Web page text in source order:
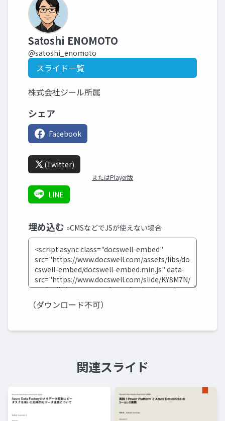
Satoshi ENOMOTO
@satoshi_enomoto
スライド一覧
株式会社ジール所属
シェア
Facebook
(Twitter)
またはPlayer版
LINE
埋め込む »CMSなどでJSが使えない場合
（ダウンロード不可）
関連スライド